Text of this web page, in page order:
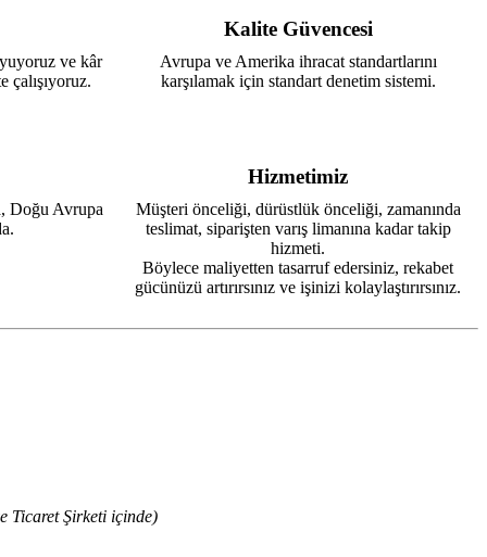
ve kâr
Kalite Güvencesi
Avrupa ve Amerika ihracat standartlarını
karşılamak için standart denetim sistemi.
Doğu Avrupa
Hizmetimiz
Müşteri önceliği, dürüstlük önceliği, zamanında
teslimat, siparişten varış limanına kadar takip
hizmeti.
Böylece maliyetten tasarruf edersiniz, rekabet
gücünüzü artırırsınız ve işinizi kolaylaştırırsınız.
Ticaret Şirketi içinde)